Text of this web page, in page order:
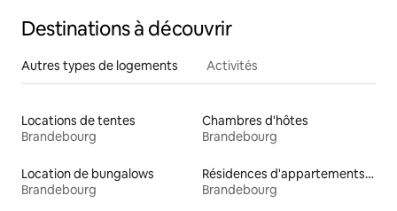
Destinations à découvrir
Autres types de logements Activités
Locations de tentes
Brandebourg
Chambres d'hôtes
Brandebourg
Location de bungalows
Brandebourg
Résidences d'appartements en location
Brandebourg